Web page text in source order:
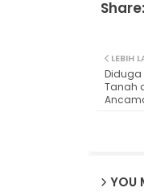
LEBIH
Diduga
Tanah
YOU